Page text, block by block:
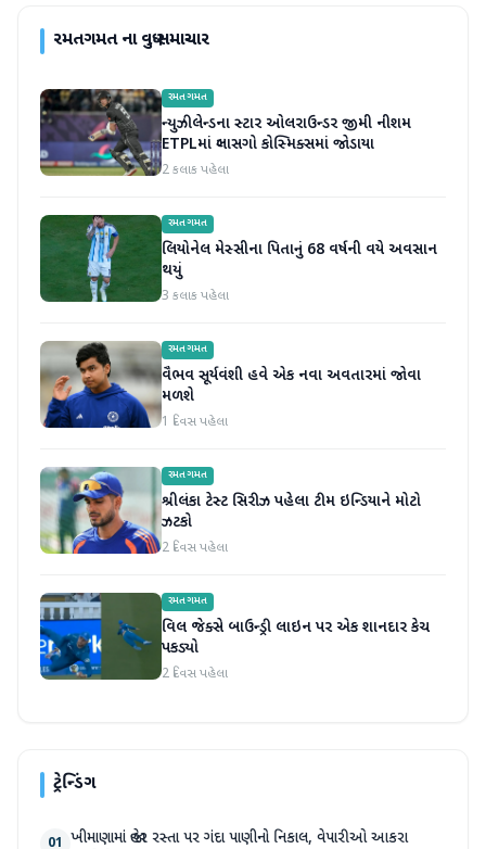
રમતગમતના વધુ સમાચાર
રમતગમત
ન્યુઝીલેન્ડના સ્ટાર ઓલરાઉન્ડર જીમી નીશમ
ETPLમાં ગ્લાસગો કોસ્મિક્સમાં જોડાયા
2 કલાક પહેલા
રમતગમત
લિયોનેલ મેસ્સીના પિતાનું 68 વર્ષની વયે અવસાન
થયું
3 કલાક પહેલા
રમતગમત
વૈભવ સૂર્યવંશી હવે એક નવા અવતારમાં જોવા
મળશે
1 દિવસ પહેલા
રમતગમત
શ્રીલંકા ટેસ્ટ સિરીઝ પહેલા ટીમ ઇન્ડિયાને મોટો
ઝટકો
2 દિવસ પહેલા
રમતગમત
વિલ જેક્સે બાઉન્ડ્રી લાઇન પર એક શાનદાર કેચ
પકડ્યો
2 દિવસ પહેલા
ટ્રેન્ડિંગ
01 ખીમાણામાં જાહેર રસ્તા પર ગંદા પાણીનો નિકાલ, વેપારીઓ આકરા